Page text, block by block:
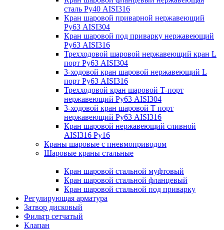
сталь Ру40 AISI316
Кран шаровой приварной нержавеющий
Ру63 AISI304
Кран шаровой под приварку нержавеющий
Ру63 AISI316
Трехходовой шаровой нержавеющий кран L
порт Ру63 AISI304
3-ходовой кран шаровой нержавеющий L
порт Ру63 AISI316
Трехходовой кран шаровой Т-порт
нержавеющий Ру63 AISI304
3-ходовой кран шаровой Т порт
нержавеющий Ру63 AISI316
Кран шаровой нержавеющий сливной
AISI316 Ру16
Краны шаровые с пневмоприводом
Шаровые краны стальные
Кран шаровой стальной муфтовый
Кран шаровой стальной фланцевый
Кран шаровой стальной под приварку
Регулирующая арматура
Затвор дисковый
Фильтр сетчатый
Клапан